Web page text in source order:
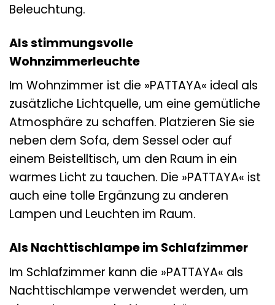
Beleuchtung.
Als stimmungsvolle
Wohnzimmerleuchte
Im Wohnzimmer ist die »PATTAYA« ideal als
zusätzliche Lichtquelle, um eine gemütliche
Atmosphäre zu schaffen. Platzieren Sie sie
neben dem Sofa, dem Sessel oder auf
einem Beistelltisch, um den Raum in ein
warmes Licht zu tauchen. Die »PATTAYA« ist
auch eine tolle Ergänzung zu anderen
Lampen und Leuchten im Raum.
Als Nachttischlampe im Schlafzimmer
Im Schlafzimmer kann die »PATTAYA« als
Nachttischlampe verwendet werden, um